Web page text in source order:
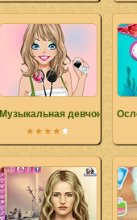
Музыкальная девчонка